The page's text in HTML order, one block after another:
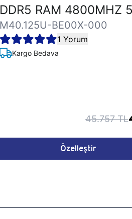
DDR5 RAM 4800MHZ
M40.125U-BE00X-000
1 Yorum
Kargo Bedava
45.757 TL
Özelleştir